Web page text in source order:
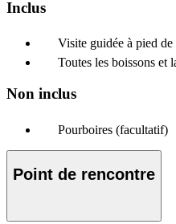
Inclus
Visite guidée à pied de
Toutes les boissons et
Non inclus
Pourboires (facultatif)
Point de rencontre